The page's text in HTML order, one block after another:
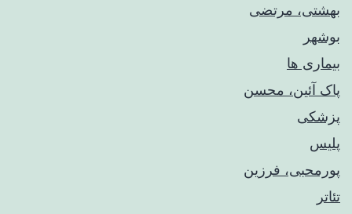
بهشتی، مرتضی
بوشهر
بیماری ها
پاک آئین، محسن
پزشکی
پلیس
پورمحبی، فرزین
تئاتر